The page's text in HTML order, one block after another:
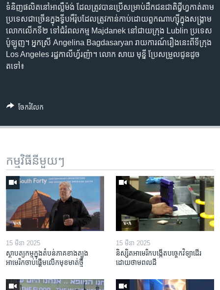
ទំនិញ​ផលិត​នៅ​អាល្លឺម៉ង់ ដែល​ត្រូវ​បាន​ប្រើ​សម្រាប់​ដឹក​ជនជាតិ​ជ្វីហ្វ​កាត់​តាម​
ប្រទេស​ជា​ច្រើន​ក្នុង​ទ្វីប​អឺរ៉ុប​ដែល​ត្រូវ​កាន់កាប់​​ដោយ​ពួក​ណាហ្ស៊ី​ក្នុង​សង្គ្រាម​
លោក​លើក​ទី២ ទៅ​ជំរំ​ពលកម្ម Majdanek​ នៅ​ជាយក្រុង​ Lublin ប្រទេស​
ប៉ូឡូញ។ អ្នកស្រី Angelina Bagdasaryan រាយការណ៍​រឿង​នេះ​ពី​ទីក្រុង
Los Angeles រដ្ឋ​កាលីហ្វ័រញ៉ា។ លោក សាយ មុន្នី ប្រែ​សម្រួល​ជូន​ដូច​
តទៅ៖
ចែករំលែក
កម្មវិធី​នីមួយៗ
15 មីនា 2025
ស្ថាបត្យកម្ម​ក្នុង​តំបន់​ភាគ​ខាង​ត្បូង​
អាមេរិក​ចាប់ផ្តើម​លើក​មុខមាត់​ថ្មី
15 មីនា 2025
និស្សិត​អាមេរិក​បង្កើត​បច្ចេកវិទ្យា​ដើរ​
ដោយ​ថាមពល​ដី